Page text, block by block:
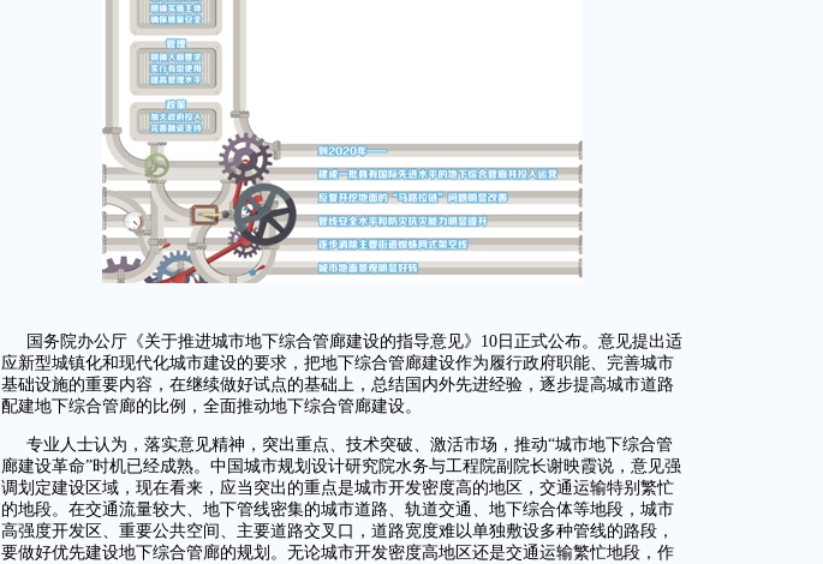
国务院办公厅《关于推进城市地下综合管廊建设的指导意见》10日正式公布。意见提出适
应新型城镇化和现代化城市建设的要求，把地下综合管廊建设作为履行政府职能、完善城市
基础设施的重要内容，在继续做好试点的基础上，总结国内外先进经验，逐步提高城市道路
配建地下综合管廊的比例，全面推动地下综合管廊建设。
专业人士认为，落实意见精神，突出重点、技术突破、激活市场，推动“城市地下综合管
廊建设革命”时机已经成熟。中国城市规划设计研究院水务与工程院副院长谢映霞说，意见强
调划定建设区域，现在看来，应当突出的重点是城市开发密度高的地区，交通运输特别繁忙
的地段。在交通流量较大、地下管线密集的城市道路、轨道交通、地下综合体等地段，城市
高强度开发区、重要公共空间、主要道路交叉口，道路宽度难以单独敷设多种管线的路段，
要做好优先建设地下综合管廊的规划。无论城市开发密度高地区还是交通运输繁忙地段，作